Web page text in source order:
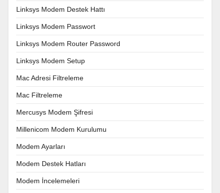
Linksys Modem Destek Hattı
Linksys Modem Passwort
Linksys Modem Router Password
Linksys Modem Setup
Mac Adresi Filtreleme
Mac Filtreleme
Mercusys Modem Şifresi
Millenicom Modem Kurulumu
Modem Ayarları
Modem Destek Hatları
Modem İncelemeleri